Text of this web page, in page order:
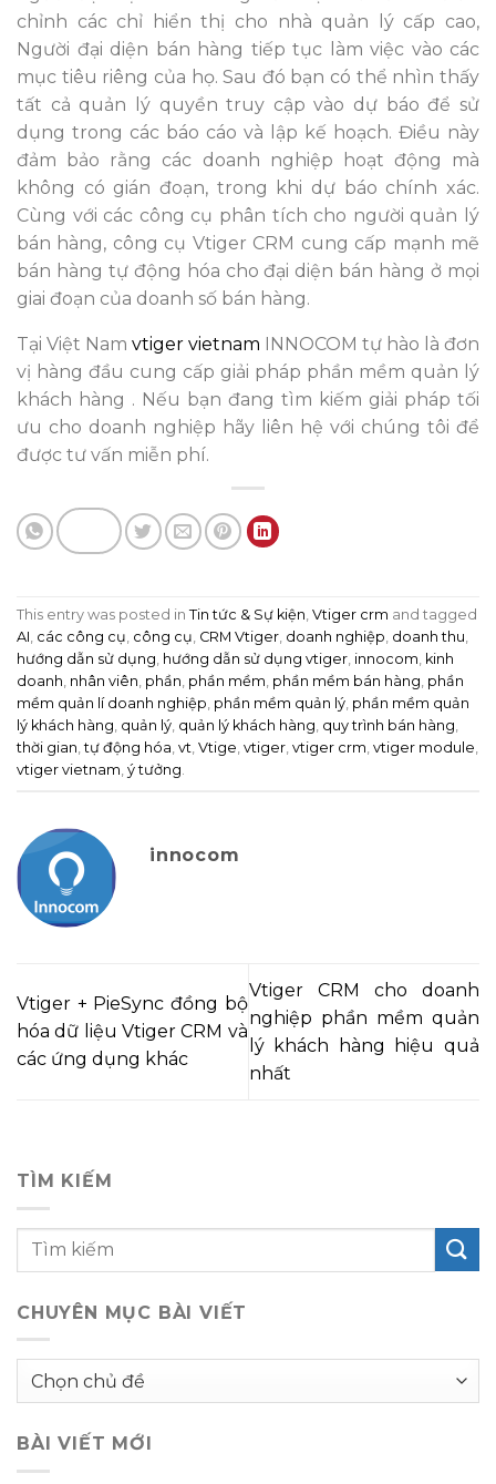
chỉnh các chỉ hiển thị cho nhà quản lý cấp cao,
Người đại diện bán hàng tiếp tục làm việc vào các
mục tiêu riêng của họ. Sau đó bạn có thể nhìn thấy
tất cả quản lý quyền truy cập vào dự báo để sử
dụng trong các báo cáo và lập kế hoạch. Điều này
đảm bảo rằng các doanh nghiệp hoạt động mà
không có gián đoạn, trong khi dự báo chính xác.
Cùng với các công cụ phân tích cho người quản lý
bán hàng, công cụ Vtiger CRM cung cấp mạnh mẽ
bán hàng tự động hóa cho đại diện bán hàng ở mọi
giai đoạn của doanh số bán hàng.
Tại Việt Nam vtiger vietnam INNOCOM tự hào là đơn
vị hàng đầu cung cấp giải pháp phần mềm quản lý
khách hàng . Nếu bạn đang tìm kiếm giải pháp tối
ưu cho doanh nghiệp hãy liên hệ với chúng tôi để
được tư vấn miễn phí.
This entry was posted in Tin tức & Sự kiện, Vtiger crm and tagged
AI, các công cụ, công cụ, CRM Vtiger, doanh nghiệp, doanh thu,
hướng dẫn sử dụng, hướng dẫn sử dụng vtiger, innocom, kinh
doanh, nhân viên, phần, phần mềm, phần mềm bán hàng, phần
mềm quản lí doanh nghiệp, phần mềm quản lý, phần mềm quản
lý khách hàng, quản lý, quản lý khách hàng, quy trình bán hàng,
thời gian,tự động hóa, vt, Vtige, vtiger, vtiger crm, vtiger module,
vtiger vietnam, ý tưởng.
innocom
Vtiger + PieSync đồng bộ
hóa dữ liệu Vtiger CRM và
các ứng dụng khác
Vtiger CRM cho doanh
nghiệp phần mềm quản
lý khách hàng hiệu quả
nhất
TÌM KIẾM
CHUYÊN MỤC BÀI VIẾT
Chuyên
viết
BÀI VIẾT MỚI